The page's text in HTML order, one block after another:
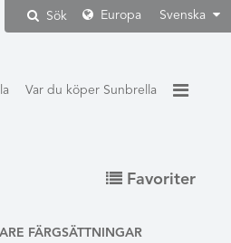
Sök Europa Svenska
Var du köper Sunbrella
Favoriter
FÄRGSÄTTNINGAR